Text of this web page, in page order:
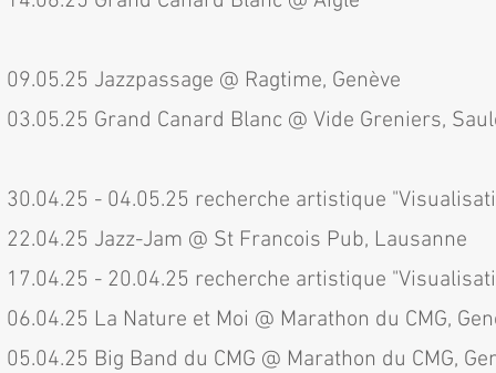
09.05.25 Jazzpassage @ Ragtime, Genève
03.05.25 Grand Canard Blanc @ Vide Greniers,
30.04.25 - 04.05.25 recherche artistique
22.04.25 Jazz-Jam @ St Francois Pub, Lausanne
17.04.25 - 20.04.25 recherche artistique
06.04.25 La Nature et Moi @ Marathon du CMG,
05.04.25 Big Band du CMG @ Marathon du CMG,